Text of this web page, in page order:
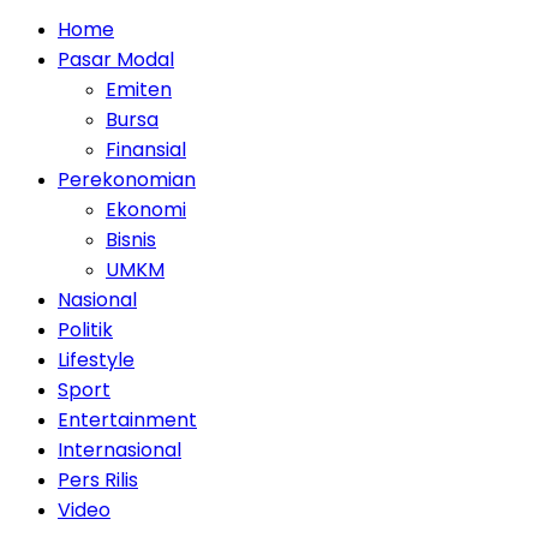
Home
Pasar Modal
Emiten
Bursa
Finansial
Perekonomian
Ekonomi
Bisnis
UMKM
Nasional
Politik
Lifestyle
Sport
Entertainment
Internasional
Pers Rilis
Video